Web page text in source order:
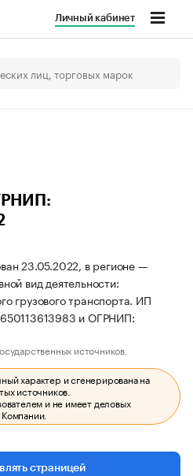
Личный кабинет
23.05.2022, в регионе —
вид деятельности:
грузового транспорта. ИП
и ОГРНИП:
источников.
характер и сгенерирована на
источников.
и не имеет деловых
страницей